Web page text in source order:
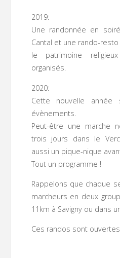
2019:
Une randonnée en
Cantal et une rando-
le patrimoine
organisés.
2020:
Cette nouvelle
évènements.
Peut-être une marche
trois jours dans le
aussi un pique-nique
Tout un programme !
Rappelons que chaque
marcheurs en deux
11km à Savigny ou dans
Ces randos sont